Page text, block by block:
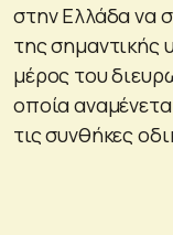
στην Ελλάδα να
της σημαντικής
μέρος του
οποία
τις συνθήκες